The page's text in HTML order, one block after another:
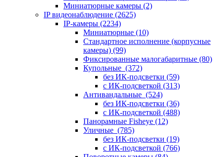
Миниатюрные камеры (2)
IP видеонаблюдение (2625)
IP-камеры (2234)
Миниатюрные (10)
Стандартное исполнение (корпусные
камеры) (99)
Фиксированные малогабаритные (80)
Купольные (372)
без ИК-подсветки (59)
с ИК-подсветкой (313)
Антивандальные (524)
без ИК-подсветки (36)
с ИК-подсветкой (488)
Панорамные Fisheye (12)
Уличные (785)
без ИК-подсветки (19)
с ИК-подсветкой (766)